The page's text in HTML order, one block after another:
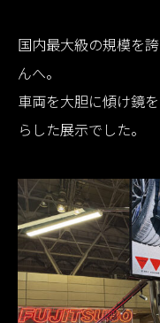
国内最大級の規模を
んへ。
車両を大胆に傾け鏡
らした展示でした。